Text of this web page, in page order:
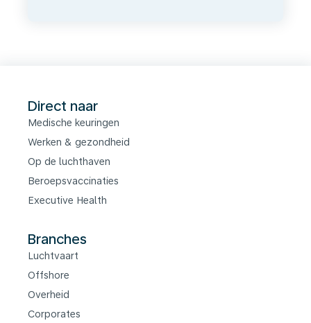
Direct naar
Medische keuringen
Werken & gezondheid
Op de luchthaven
Beroepsvaccinaties
Executive Health
Branches
Luchtvaart
Offshore
Overheid
Corporates